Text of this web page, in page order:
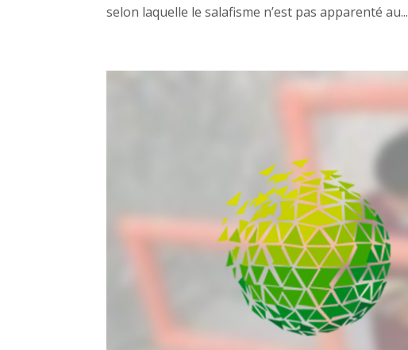
selon laquelle le salafisme n’est pas apparenté au...